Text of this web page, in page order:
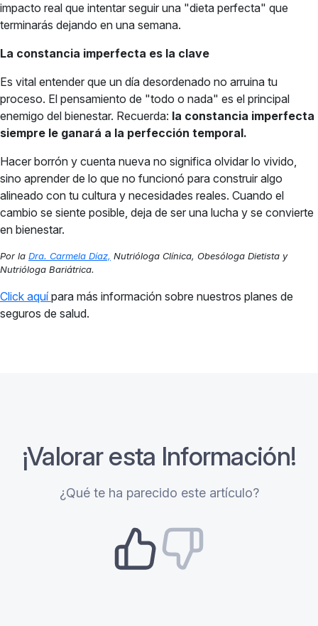
impacto real que intentar seguir una "dieta perfecta" que
terminarás dejando en una semana.
La constancia imperfecta es la clave
Es vital entender que un día desordenado no arruina tu
proceso. El pensamiento de "todo o nada" es el principal
enemigo del bienestar. Recuerda: la constancia imperfecta
siempre le ganará a la perfección temporal.
Hacer borrón y cuenta nueva no significa olvidar lo vivido,
sino aprender de lo que no funcionó para construir algo
alineado con tu cultura y necesidades reales. Cuando el
cambio se siente posible, deja de ser una lucha y se convierte
en bienestar.
Por la Dra. Carmela Díaz, Nutrióloga Clínica, Obesóloga Dietista y
Nutrióloga Bariátrica.
Click aquípara más información sobre nuestros planes de
seguros de salud.
¡Valorar esta Información!
¿Qué te ha parecido este artículo?